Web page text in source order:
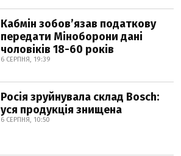
Кабмін зобовʼязав податкову
передати Міноборони дані
чоловіків 18-60 років
6 СЕРПНЯ, 19:39
Росія зруйнувала склад Bosch:
уся продукція знищена
6 СЕРПНЯ, 10:50